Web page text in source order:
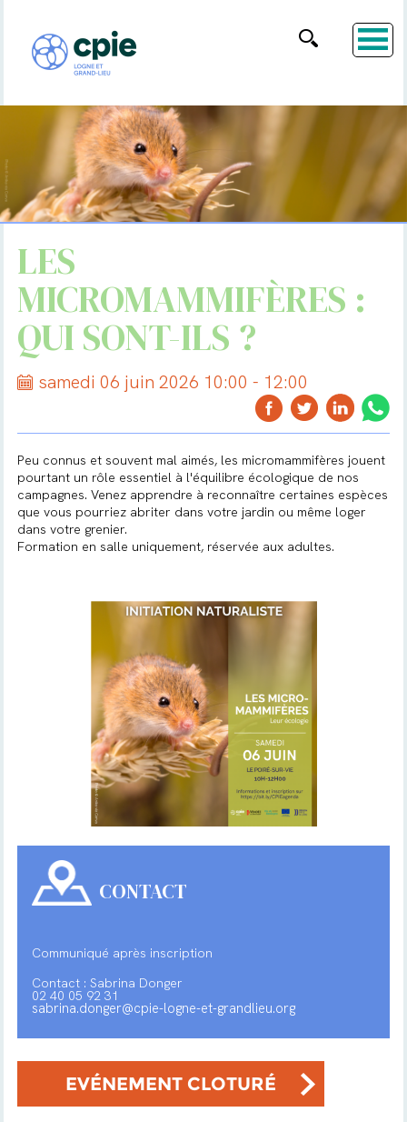
LES
MICROMAMMIFÈRES :
QUI SONT-ILS ?
samedi 06 juin 2026 10:00 - 12:00
Peu connus et souvent mal aimés, les micromammifères jouent
pourtant un rôle essentiel à l'équilibre écologique de nos
campagnes. Venez apprendre à reconnaître certaines espèces
que vous pourriez abriter dans votre jardin ou même loger
dans votre grenier.
Formation en salle uniquement, réservée aux adultes.
CONTACT
Communiqué après inscription
Contact : Sabrina Donger
02 40 05 92 31
sabrina.donger@cpie-logne-et-grandlieu.org
EVÉNEMENT CLOTURÉ